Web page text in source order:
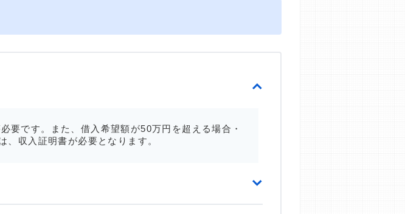
要です。また、借入希望額が50万円を超える場合・
収入証明書が必要となります。